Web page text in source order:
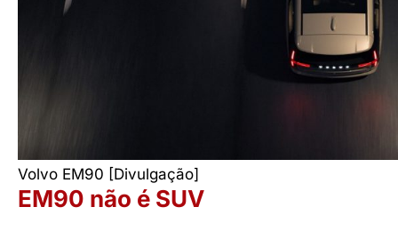
Volvo EM90 [Divulgação]
EM90 não é SUV